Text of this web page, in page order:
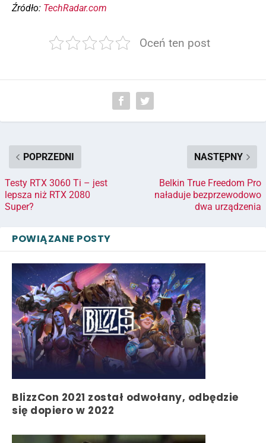
Źródło: TechRadar.com
Oceń ten post
POPRZEDNI
Testy RTX 3060 Ti – jest
lepsza niż RTX 2080
Super?
NASTĘPNY
Belkin True Freedom Pro
naładuje bezprzewodowo
dwa urządzenia
POWIĄZANE POSTY
BlizzCon 2021 został odwołany, odbędzie
się dopiero w 2022